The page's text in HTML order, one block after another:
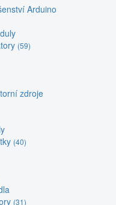
Arduino
(59)
zdroje
(40)
(31)